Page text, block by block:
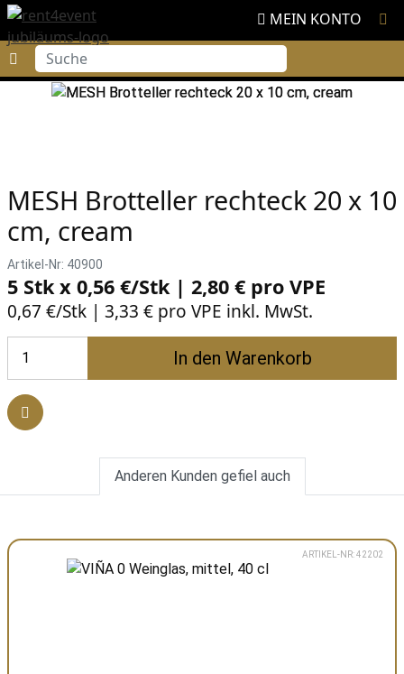
MEIN KONTO
Suche
MESH Brotteller rechteck 20 x 10
cm, cream
Artikel-Nr: 40900
5 Stk x 0,56 €/Stk | 2,80 € pro VPE
0,67 €/Stk | 3,33 € pro VPE inkl. MwSt.
In den Warenkorb
Anderen Kunden gefiel auch
ARTIKEL-NR: 42202